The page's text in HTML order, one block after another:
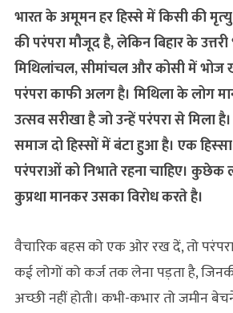
भारत के अमूमन हर हिस्से में किसी की
की परंपरा मौजूद है, लेकिन बिहार के
मिथिलांचल, सीमांचल और कोसी में भोज
परंपरा काफी अलग है। मिथिला के लोग
उत्सव सरीखा है जो उन्‍हें परंपरा से मिला
समाज दो हिस्‍सों में बंटा हुआ है। एक
परंपराओं को निभाते रहना चाहिए। कुछेक
कुप्रथा मानकर उसका विरोध करते है।
वैचारिक बहस को एक ओर रख दें, तो
कई लोगों को कर्ज तक लेना पड़ता है,
अच्‍छी नहीं होती। कभी-कभार तो जमीन